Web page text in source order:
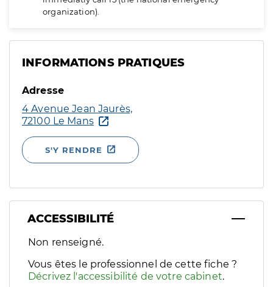
organization).
INFORMATIONS PRATIQUES
Adresse
4 Avenue Jean Jaurès,
72100 Le Mans
S'Y RENDRE
ACCESSIBILITÉ
Filtres
Sélectionnez un ou plusieurs handicaps/besoins
Non renseigné.
Vous êtes le professionnel de cette fiche ?
Décrivez l'accessibilité de votre cabinet.